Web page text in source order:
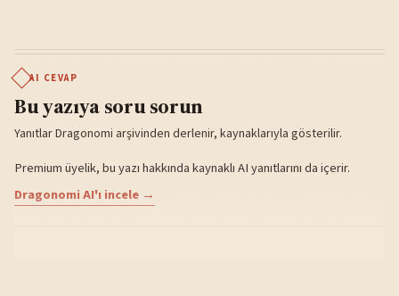
AI CEVAP
Bu yazıya soru sorun
Yanıtlar Dragonomi arşivinden derlenir, kaynaklarıyla gösterilir.
Premium üyelik, bu yazı hakkında kaynaklı AI yanıtlarını da içerir.
Dragonomi AI'ı incele →